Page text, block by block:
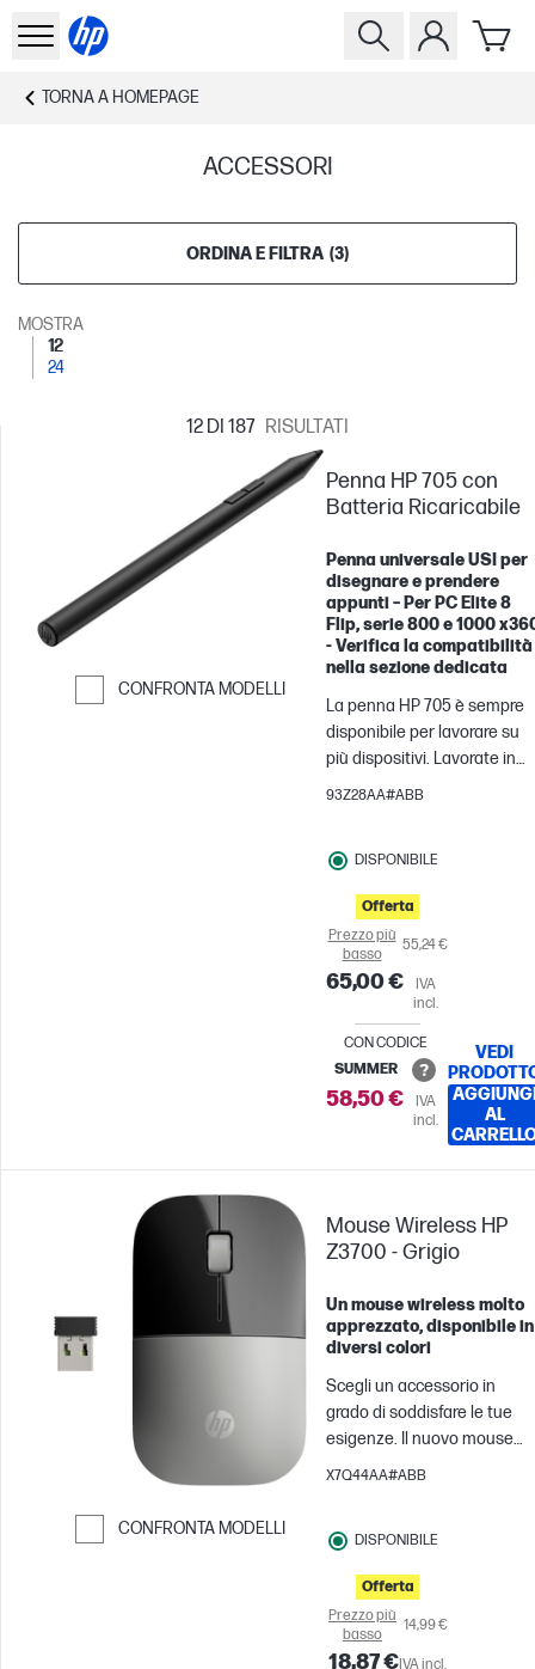
TORNA A HOMEPAGE
ACCESSORI
ORDINA E FILTRA (3)
MOSTRA
12
24
12 DI 187 RISULTATI
CONFRONTA MODELLI
Penna HP 705 con
Batteria Ricaricabile
Penna universale USI per
disegnare e prendere
appunti – Per PC Elite 8
Flip, serie 800 e 1000
- Verifica la compatibilità
nella sezione dedicata
La penna HP 705 è sempre
disponibile per lavorare su
più dispositivi. Lavorate in
modo continuo
di controllo precise e
personalizzabili,[2] per
svolgere qualunque attività
nel modo che preferite.
93Z28AA#ABB
DISPONIBILE
Offerta
Prezzo più
basso
55,24 €
65,00 €
IVA
incl.
CON CODICE
SUMMER
58,50 €
IVA
incl.
VEDI
AL
CONFRONTA MODELLI
Mouse Wireless HP
Z3700 - Grigio
Un mouse wireless molto
apprezzato, disponibile in
diversi colori
Scegli un accessorio in
grado di soddisfare le tue
esigenze. Il nuovo mouse
wireless[1] è stato creato
funzionale. È pratico. È di
tendenza. È tuo.
X7Q44AA#ABB
DISPONIBILE
Offerta
Prezzo più
basso
14,99 €
18,87 €IVA incl.